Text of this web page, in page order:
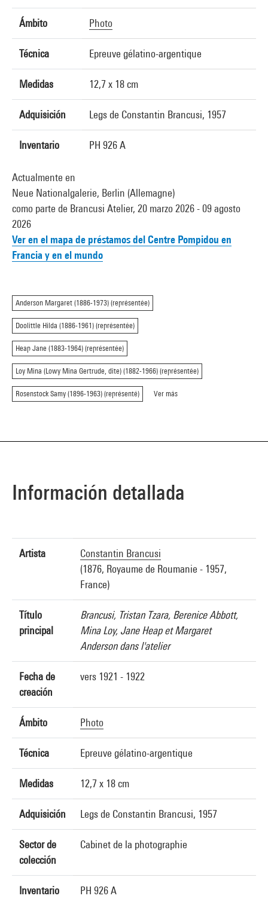
Ámbito Photo
Técnica Epreuve gélatino-argentique
Medidas 12,7 x 18 cm
Adquisición Legs de Constantin Brancusi, 1957
Inventario PH 926 A
Actualmente en
Neue Nationalgalerie, Berlin (Allemagne)
como parte de Brancusi Atelier, 20 marzo 2026 - 09 agosto
2026
Ver en el mapa de préstamos del Centre Pompidou en
Francia y en el mundo
Anderson Margaret (1886-1973) (représentée)
Doolittle Hilda (1886-1961) (représentée)
Heap Jane (1883-1964) (représentée)
Loy Mina (Lowy Mina Gertrude, dite) (1882-1966) (représentée)
Rosenstock Samy (1896-1963) (représenté) Ver más
Información detallada
Artista
Constantin Brancusi
(1876, Royaume de Roumanie - 1957,
France)
Título
principal
Brancusi, Tristan Tzara, Berenice Abbott,
Mina Loy, Jane Heap et Margaret
Anderson dans l'atelier
Fecha de
creación
vers 1921 - 1922
Ámbito Photo
Técnica Epreuve gélatino-argentique
Medidas 12,7 x 18 cm
Adquisición Legs de Constantin Brancusi, 1957
Sector de
colección
Cabinet de la photographie
Inventario PH 926 A